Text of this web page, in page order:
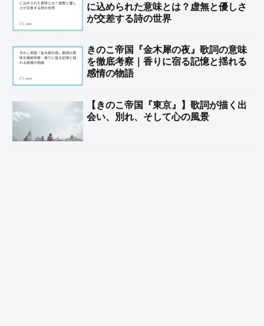
に込められた意味とは？虚無と優しさ
が交差する詩の世界
きのこ帝国『金木犀の夜』歌詞の意味
を徹底考察｜香りに宿る記憶と揺れる
感情の物語
【きのこ帝国『東京』】歌詞が描く出
会い、別れ、そして心の風景